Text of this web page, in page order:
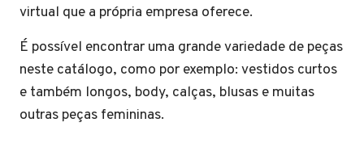
virtual que a própria empresa oferece.
É possível encontrar uma grande variedade de peças
neste catálogo, como por exemplo: vestidos curtos
e também longos, body, calças, blusas e muitas
outras peças femininas.